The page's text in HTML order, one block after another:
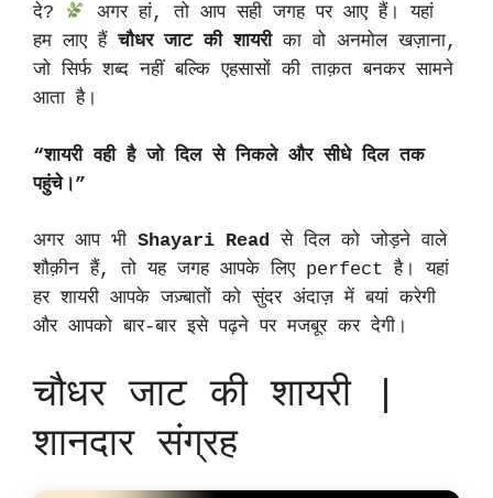
दे?
अगर हां, तो आप सही जगह पर आए हैं। यहां
हम लाए हैंचौधर जाट की शायरीका वो अनमोल खज़ाना,
जो सिर्फ शब्द नहीं बल्कि एहसासों की ताक़त बनकर सामने
आता है।
“शायरी वही है जो दिल से निकले और सीधे दिल तक
पहुंचे।”
अगर आप भी Shayari Read से दिल को जोड़ने वाले
शौक़ीन हैं, तो यह जगह आपके लिए perfect है। यहां
हर शायरी आपके जज़्बातों को सुंदर अंदाज़ में बयां करेगी
और आपको बार-बार इसे पढ़ने पर मजबूर कर देगी।
चौधर जाट की शायरी |
शानदार संग्रह